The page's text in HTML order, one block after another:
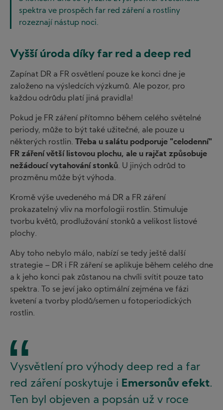
spektra ve prospěch far red záření a rostliny
rozeznají nástup noci.
Vyšší úroda díky far red a deep red
Zapínat DR a FR osvětlení pouze ke konci dne je
založeno na výsledcích výzkumů. Ale pozor, pro
každou odrůdu platí jiná pravidla!
Pokud je FR záření přítomno během celého světelné
periody, může to být také užitečné, ale pouze u
některých rostlin.
Třeba u salátu podporuje "celodenní"
FR záření větší listovou plochu, ale u rajčat způsobuje
nežádoucí vytahování stonků. U jiných odrůd to
prozměnu může být výhoda.
Kromě výše uvedeného má DR a FR záření
prokazatelný vliv na morfologii rostlin. Stimuluje
tvorbu květů, prodlužování stonků a velikost listové
plochy.
Aby toho nebylo málo, nabízí se tedy ještě další
strategie – DR i FR záření se aplikuje během celého dne
a k jeho konci pak zůstanou na chvíli svítit pouze tato
spektra. To se jeví jako optimální zejména ve fázi
kvetení a tvorby plodů/semen u fotoperiodických
rostlin.
Vysvětlení pro výhody deep red a far
red záření poskytuje i Emersonův efekt.
Ten byl objeven a popsán už v roce